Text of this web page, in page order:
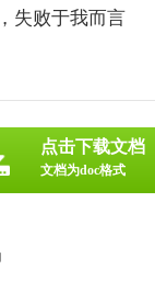
失败于我而言
点击下载文档
文档为doc格式